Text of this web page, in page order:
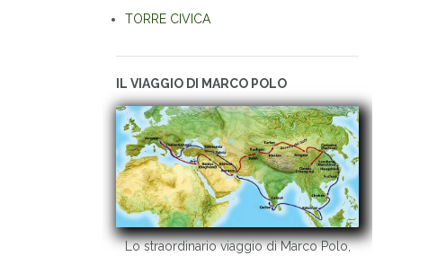
TORRE CIVICA
IL VIAGGIO DI MARCO POLO
Lo straordinario viaggio di Marco Polo,